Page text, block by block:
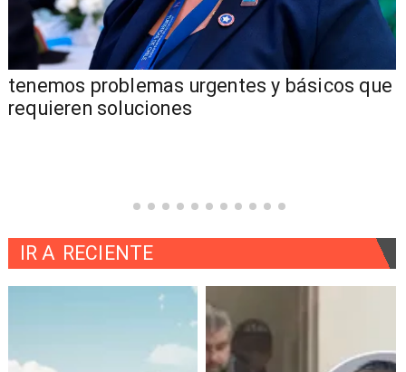
tenemos problemas urgentes y básicos que
requieren soluciones
IR A RECIENTE